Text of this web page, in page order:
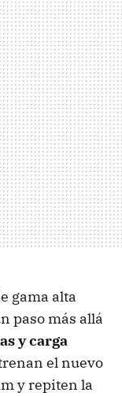
gama alta
paso más allá
y carga
el nuevo
y repiten la